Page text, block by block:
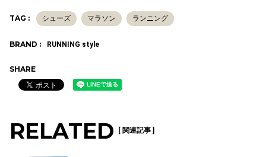
TAG : シューズ マラソン ランニング
BRAND : RUNNING style
SHARE
RELATED [ 関連記事 ]